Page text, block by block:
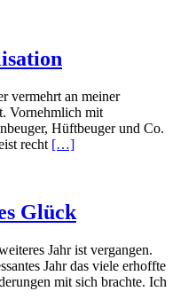
vermehrt an meiner
Vornehmlich mit
Hüftbeuger und Co.
recht […]
Glück
Jahr ist vergangen.
Jahr das viele erhoffte
mit sich brachte. Ich